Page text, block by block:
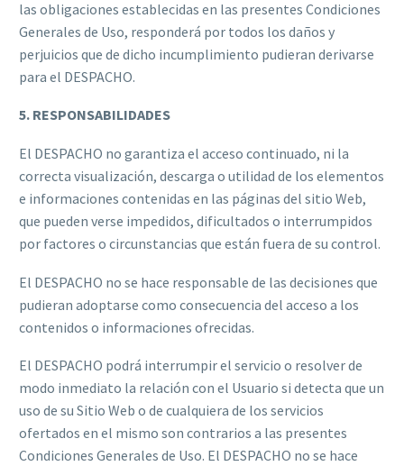
las obligaciones establecidas en las presentes Condiciones
Generales de Uso, responderá por todos los daños y
perjuicios que de dicho incumplimiento pudieran derivarse
para el DESPACHO.
5. RESPONSABILIDADES
El DESPACHO no garantiza el acceso continuado, ni la
correcta visualización, descarga o utilidad de los elementos
e informaciones contenidas en las páginas del sitio Web,
que pueden verse impedidos, dificultados o interrumpidos
por factores o circunstancias que están fuera de su control.
El DESPACHO no se hace responsable de las decisiones que
pudieran adoptarse como consecuencia del acceso a los
contenidos o informaciones ofrecidas.
El DESPACHO podrá interrumpir el servicio o resolver de
modo inmediato la relación con el Usuario si detecta que un
uso de su Sitio Web o de cualquiera de los servicios
ofertados en el mismo son contrarios a las presentes
Condiciones Generales de Uso. El DESPACHO no se hace